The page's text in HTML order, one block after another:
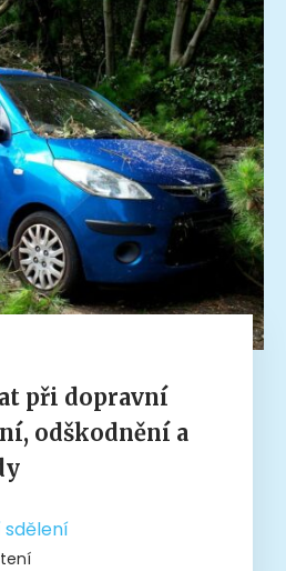
při dopravní
odškodnění a